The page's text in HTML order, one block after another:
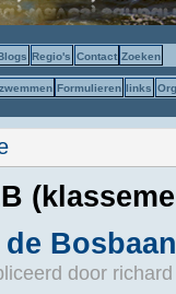
Regio's Contact Zoeken
Formulieren links
de
door